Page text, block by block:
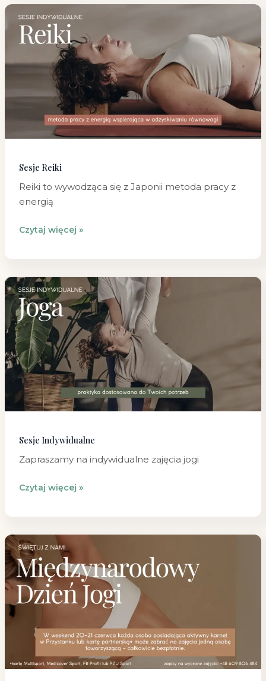
Sesje Reiki
Reiki to wywodząca się z Japonii metoda pracy z
energią
Reiki
Czytaj więcej »
Sesje Indywidualne
Zapraszamy na indywidualne zajęcia jogi
Sesje
Indywidualne
Czytaj więcej »
Międzynarodowy
Dzień
Jogi